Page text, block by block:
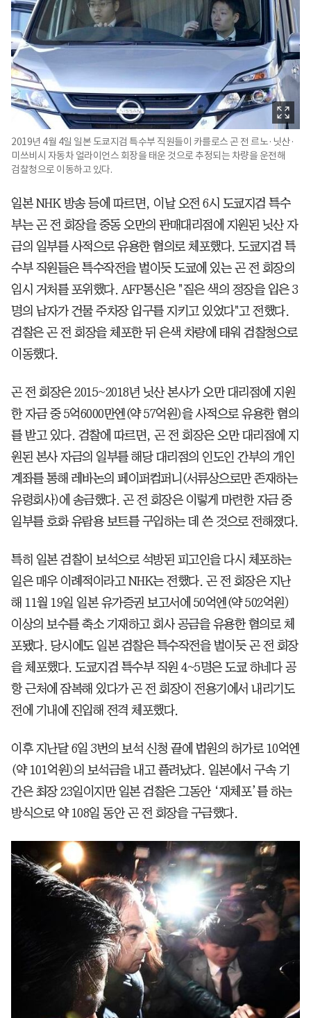
2019년 4월 4일 일본 도쿄지검 특수부 직원들이 카를로스 곤 전 르노·닛산·
미쓰비시 자동차 얼라이언스 회장을 태운 것으로 추정되는 차량을 운전해
검찰청으로 이동하고 있다.
일본 NHK 방송 등에 따르면, 이날 오전 6시 도쿄지검 특수
부는 곤 전 회장을 중동 오만의 판매대리점에 지원된 닛산 자
금의 일부를 사적으로 유용한 혐의로 체포했다. 도쿄지검 특
수부 직원들은 특수작전을 벌이듯 도쿄에 있는 곤 전 회장의
임시 거처를 포위했다. AFP통신은 "짙은 색의 정장을 입은 3
명의 남자가 건물 주차장 입구를 지키고 있었다"고 전했다.
검찰은 곤 전 회장을 체포한 뒤 은색 차량에 태워 검찰청으로
이동했다.
곤 전 회장은 2015~2018년 닛산 본사가 오만 대리점에 지원
한 자금 중 5억6000만엔(약 57억원)을 사적으로 유용한 혐의
를 받고 있다. 검찰에 따르면, 곤 전 회장은 오만 대리점에 지
원된 본사 자금의 일부를 해당 대리점의 인도인 간부의 개인
계좌를 통해 레바논의 페이퍼컴퍼니(서류상으로만 존재하는
유령회사)에 송금했다. 곤 전 회장은 이렇게 마련한 자금 중
일부를 호화 유람용 보트를 구입하는 데 쓴 것으로 전해졌다.
특히 일본 검찰이 보석으로 석방된 피고인을 다시 체포하는
일은 매우 이례적이라고 NHK는 전했다. 곤 전 회장은 지난
해 11월 19일 일본 유가증권 보고서에 50억엔(약 502억원)
이상의 보수를 축소 기재하고 회사 공금을 유용한 혐의로 체
포됐다. 당시에도 일본 검찰은 특수작전을 벌이듯 곤 전 회장
을 체포했다. 도쿄지검 특수부 직원 4~5명은 도쿄 하네다 공
항 근처에 잠복해 있다가 곤 전 회장이 전용기에서 내리기도
전에 기내에 진입해 전격 체포했다.
이후 지난달 6일 3번의 보석 신청 끝에 법원의 허가로 10억엔
(약 101억원)의 보석금을 내고 풀려났다. 일본에서 구속 기
간은 최장 23일이지만 일본 검찰은 그동안 ‘재체포’를 하는
방식으로 약 108일 동안 곤 전 회장을 구금했다.